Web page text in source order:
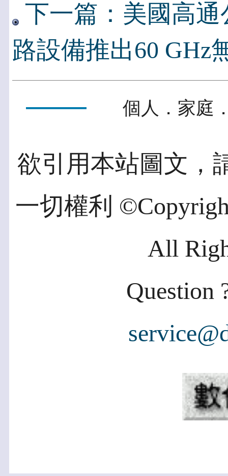
下一篇：美國高
路設備推出60 GHz
個人．家庭
欲引用本站圖文，
一切權利
All
Question